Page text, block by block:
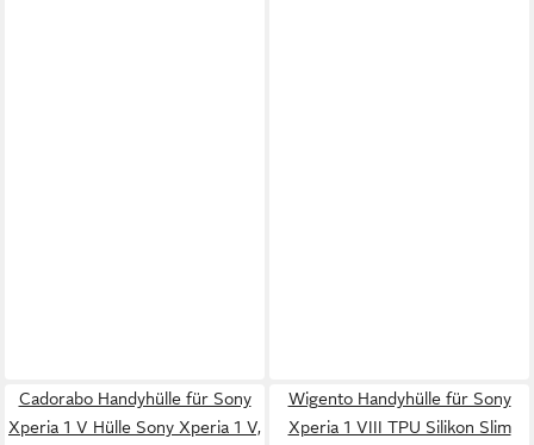
Cadorabo Handyhülle für Sony
Xperia 1 V Hülle Sony Xperia 1 V,
Wigento Handyhülle für Sony
Xperia 1 VIII TPU Silikon Slim